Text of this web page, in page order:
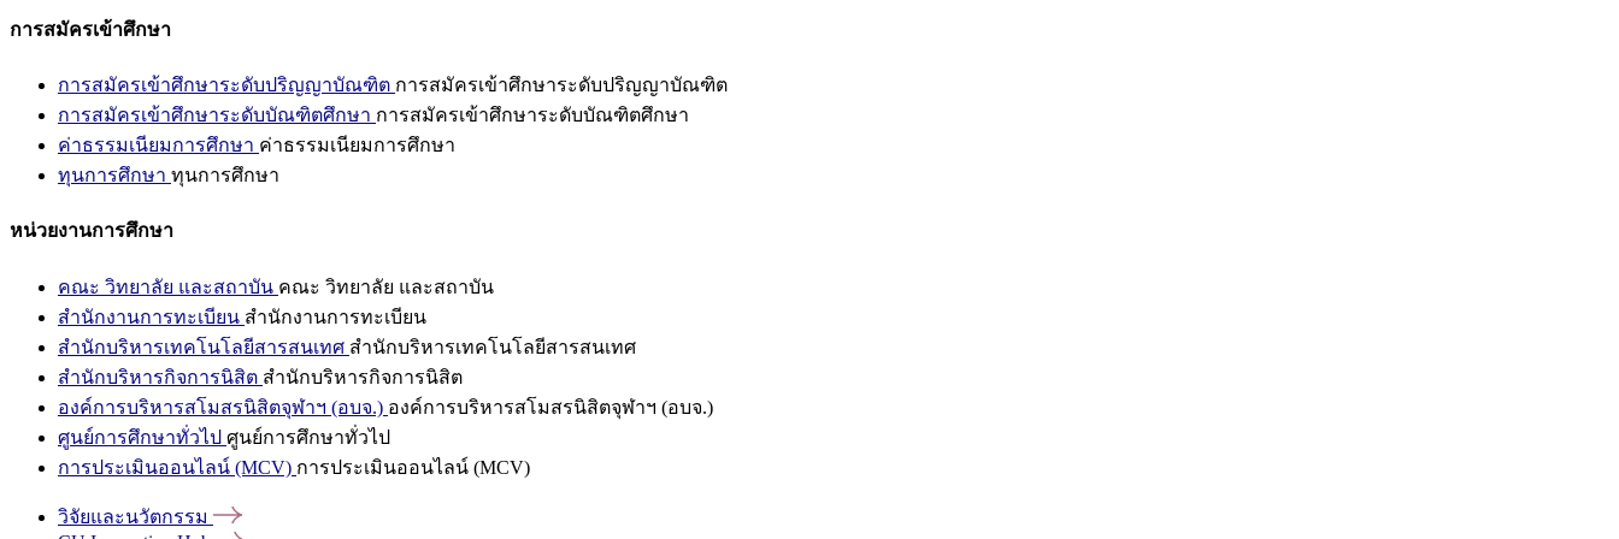
การสมัครเข้าศึกษา
การสมัครเข้าศึกษาระดับปริญญาบัณฑิต การสมัครเข้าศึกษาระดับปริญญาบัณฑิต
การสมัครเข้าศึกษาระดับบัณฑิตศึกษา การสมัครเข้าศึกษาระดับบัณฑิตศึกษา
ค่าธรรมเนียมการศึกษา ค่าธรรมเนียมการศึกษา
ทุนการศึกษา ทุนการศึกษา
หน่วยงานการศึกษา
คณะ วิทยาลัย และสถาบัน คณะ วิทยาลัย และสถาบัน
สำนักงานการทะเบียน สำนักงานการทะเบียน
สำนักบริหารเทคโนโลยีสารสนเทศ สำนักบริหารเทคโนโลยีสารสนเทศ
สำนักบริหารกิจการนิสิต สำนักบริหารกิจการนิสิต
องค์การบริหารสโมสรนิสิตจุฬาฯ (อบจ.) องค์การบริหารสโมสรนิสิตจุฬาฯ (อบจ.)
ศูนย์การศึกษาทั่วไป ศูนย์การศึกษาทั่วไป
การประเมินออนไลน์ (MCV) การประเมินออนไลน์ (MCV)
วิจัยและนวัตกรรม